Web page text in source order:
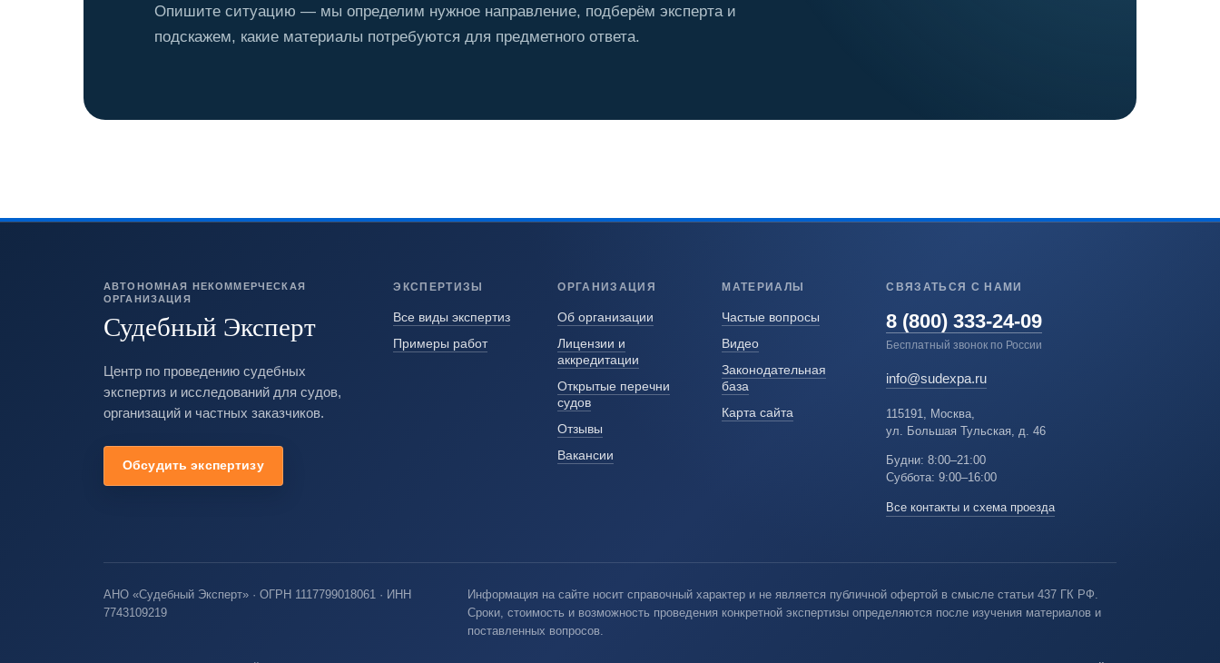
Опишите ситуацию — мы определим нужное направление, подберём эксперта и
подскажем, какие материалы потребуются для предметного ответа.
АВТОНОМНАЯ НЕКОММЕРЧЕСКАЯ
ОРГАНИЗАЦИЯ
Судебный Эксперт
Центр по проведению судебных
экспертиз и исследований для судов,
организаций и частных заказчиков.
Обсудить экспертизу
ЭКСПЕРТИЗЫ
Все виды экспертиз
Примеры работ
ОРГАНИЗАЦИЯ
Об организации
Лицензии и
аккредитации
Открытые перечни
судов
Отзывы
Вакансии
МАТЕРИАЛЫ
Частые вопросы
Видео
Законодательная
база
Карта сайта
СВЯЗАТЬСЯ С НАМИ
8 (800) 333-24-09
Бесплатный звонок по России
info@sudexpa.ru
115191, Москва,
ул. Большая Тульская, д. 46
Будни: 8:00–21:00
Суббота: 9:00–16:00
Все контакты и схема проезда
АНО «Судебный Эксперт» · ОГРН 1117799018061 · ИНН
7743109219
Информация на сайте носит справочный характер и не является публичной офертой в смысле статьи 437 ГК РФ.
Сроки, стоимость и возможность проведения конкретной экспертизы определяются после изучения материалов и
поставленных вопросов.